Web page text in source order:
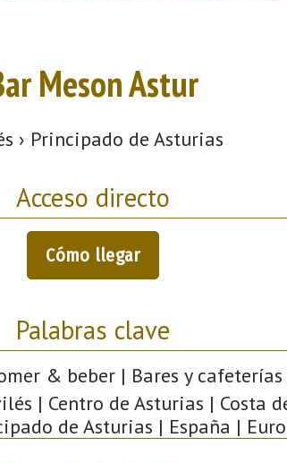
Meson Astur
› Principado de Asturias
Acceso directo
Cómo llegar
Palabras clave
& beber | Bares y cafeterías
| Centro de Asturias | Costa
de Asturias | España |